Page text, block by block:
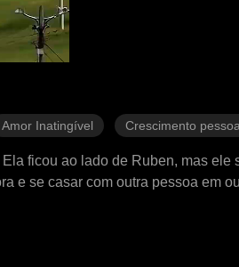
Amor Inatingível Crescimento
ficou ao lado de Ruben, mas ele
e se casar com outra pessoa em